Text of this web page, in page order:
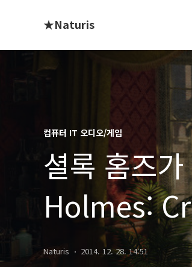
★Naturis
컴퓨터 IT 오디오/게임
셜록 홈즈
Holmes:
Naturis 2014. 12. 28. 14:51